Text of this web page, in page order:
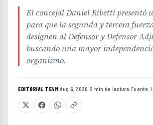
El concejal Daniel Ribetti presentó
para que la segunda y tercera
designen al Defensor y Defensor
buscando una mayor
organismo.
EDITORIAL TEAM·Aug 6, 2026 ·2 min de lectura ·Fuente: